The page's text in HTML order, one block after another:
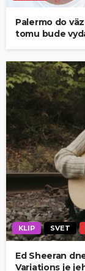
Palermo do
tomu bude
KLIP SVET
Ed Sheeran
Variations je